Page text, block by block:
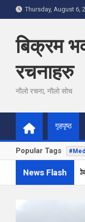
to
Thursday, August 6,
बिक्रम
रचनाहरु
नौलो रचना, नौलो सोच
गृहपृष्ठ
Popular Tags
News Flash
ओटी ढोकावारि ओटी ढोकापारि